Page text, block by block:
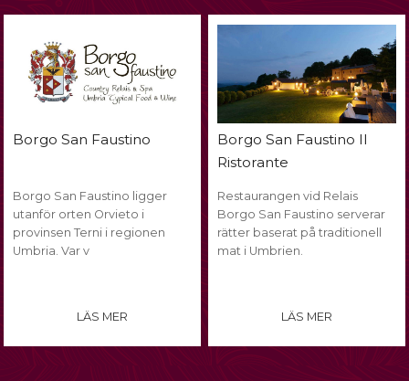
Borgo San Faustino
Borgo San Faustino ligger
utanför orten Orvieto i
provinsen Terni i regionen
Umbria. Var v
LÄS MER
Borgo San Faustino Il
Ristorante
Restaurangen vid Relais
Borgo San Faustino serverar
rätter baserat på traditionell
mat i Umbrien.
LÄS MER